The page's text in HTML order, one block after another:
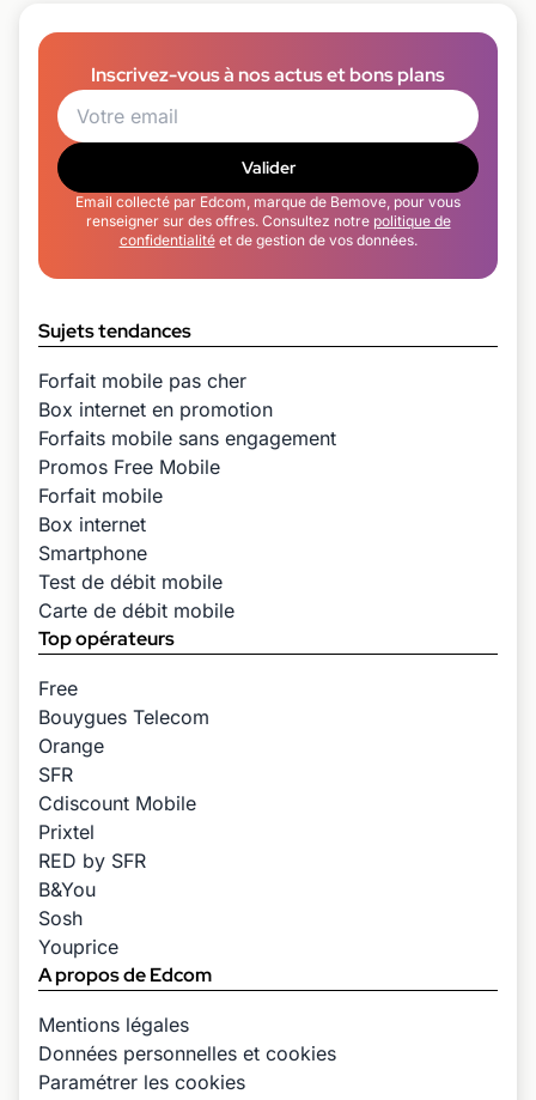
Inscrivez-vous à nos actus et bons plans
Valider
Email collecté par Edcom, marque de Bemove, pour vous
renseigner sur des offres. Consultez notre politique de
confidentialitéet de gestion de vos données.
Sujets tendances
Forfait mobile pas cher
Box internet en promotion
Forfaits mobile sans engagement
Promos Free Mobile
Forfait mobile
Box internet
Smartphone
Test de débit mobile
Carte de débit mobile
Top opérateurs
Free
Bouygues Telecom
Orange
SFR
Cdiscount Mobile
Prixtel
RED by SFR
B&You
Sosh
Youprice
A propos de Edcom
Mentions légales
Données personnelles et cookies
Paramétrer les cookies